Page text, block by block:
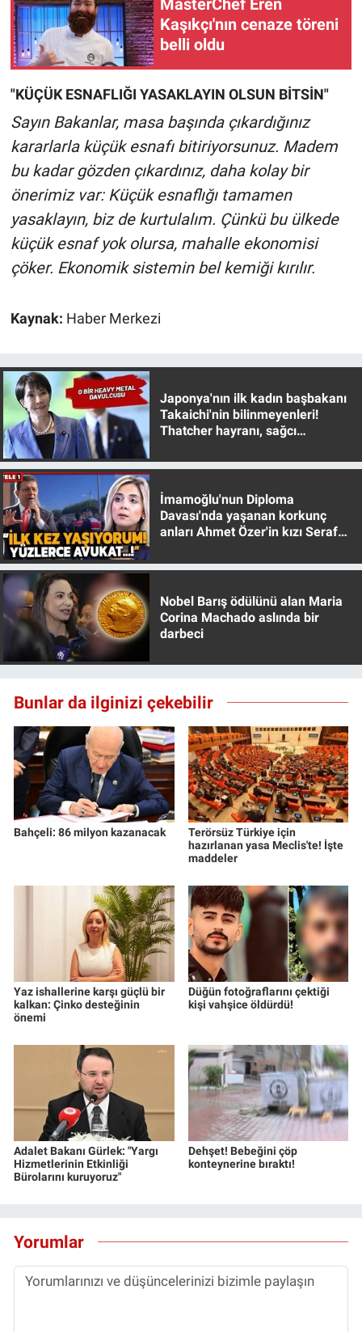
Kaşıkçı'nın cenaze töreni
belli oldu
"KÜÇÜK ESNAFLIĞI YASAKLAYIN OLSUN BİTSİN"
Sayın Bakanlar, masa başında çıkardığınız
kararlarla küçük esnafı bitiriyorsunuz. Madem
bu kadar gözden çıkardınız, daha kolay bir
önerimiz var: Küçük esnaflığı tamamen
yasaklayın, biz de kurtulalım. Çünkü bu ülkede
küçük esnaf yok olursa, mahalle ekonomisi
çöker. Ekonomik sistemin bel kemiği kırılır.
Kaynak: Haber Merkezi
Japonya'nın ilk kadın başbakanı
Takaichi'nin bilinmeyenleri!
Thatcher hayranı, sağcı
İmamoğlu'nun Diploma
Davası'nda yaşanan korkunç
anları Ahmet Özer'in kızı Seraf
Nobel Barış ödülünü alan Maria
Corina Machado aslında bir
darbeci
Bunlar da ilginizi çekebilir
Bahçeli: 86 milyon kazanacak
Terörsüz Türkiye için
hazırlanan yasa Meclis'te! İşte
maddeler
Yaz ishallerine karşı güçlü bir
kalkan: Çinko desteğinin
önemi
Düğün fotoğraflarını çektiği
kişi vahşice öldürdü!
Adalet Bakanı Gürlek: "Yargı
Hizmetlerinin Etkinliği
Bürolarını kuruyoruz"
Dehşet! Bebeğini çöp
konteynerine bıraktı!
Yorumlar